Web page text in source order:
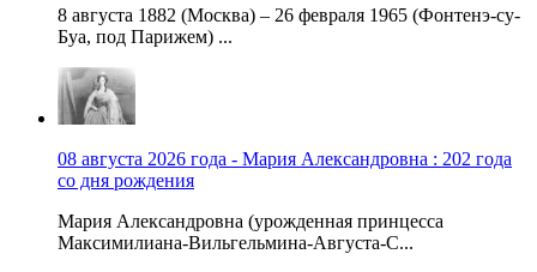
8 августа 1882 (Москва) – 26 февраля 1965 (Фонтенэ-су-
Буа, под Парижем) ...
08 августа 2026 года - Мария Александровна : 202 года
со дня рождения
Мария Александровна (урожденная принцесса
Максимилиана-Вильгельмина-Августа-С...